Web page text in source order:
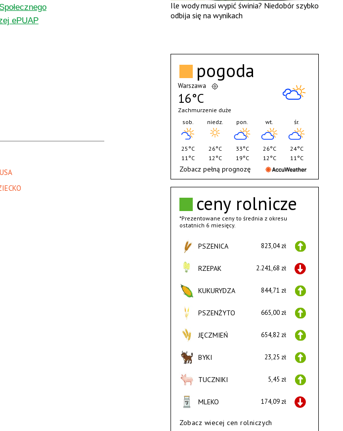
ePUAP
Ile wody musi wypić świnia? Niedobór szybko
odbija się na wynikach
ceny rolnicze
*Prezentowane ceny to średnia z okresu
ostatnich 6 miesięcy.
PSZENICA 823,04 zł
RZEPAK 2.241,68 zł
KUKURYDZA 844,71 zł
PSZENŻYTO 665,00 zł
JĘCZMIEŃ 654,82 zł
BYKI 23,25 zł
TUCZNIKI 5,45 zł
MLEKO 174,09 zł
Zobacz wiecej cen rolniczych
pogoda
Warszawa
16°C
Zachmurzenie duże
sob.
25°C
11°C
niedz.
26°C
12°C
pon.
33°C
19°C
wt.
26°C
12°C
śr.
24°C
11°C
Zobacz pełną prognozę